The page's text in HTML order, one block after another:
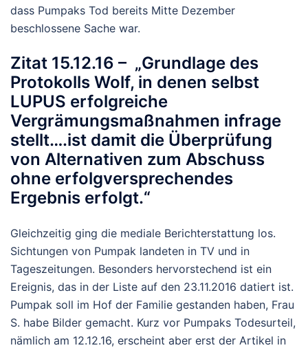
dass Pumpaks Tod bereits Mitte Dezember
beschlossene Sache war.
Zitat 15.12.16 – „Grundlage des
Protokolls Wolf, in denen selbst
LUPUS erfolgreiche
Vergrämungsmaßnahmen infrage
stellt….ist damit die Überprüfung
von Alternativen zum Abschuss
ohne erfolgversprechendes
Ergebnis erfolgt.“
Gleichzeitig ging die mediale Berichterstattung los.
Sichtungen von Pumpak landeten in TV und in
Tageszeitungen. Besonders hervorstechend ist ein
Ereignis, das in der Liste auf den 23.11.2016 datiert ist.
Pumpak soll im Hof der Familie gestanden haben, Frau
S. habe Bilder gemacht. Kurz vor Pumpaks Todesurteil,
nämlich am 12.12.16, erscheint aber erst der Artikel in